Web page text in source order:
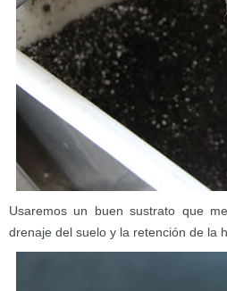
Usaremos un buen sustrato que
drenaje del suelo y la retención de la